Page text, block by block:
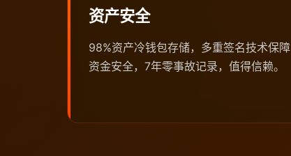
资产安全
98%资产冷钱包存储，多重签名技术保障
资金安全，7年零事故记录，值得信赖。